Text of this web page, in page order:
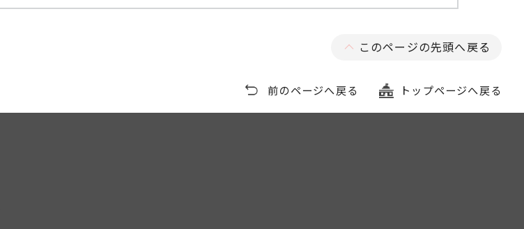
このページの先頭へ戻る
前のページへ戻る トップページへ戻る